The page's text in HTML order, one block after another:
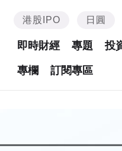
港股IPO 日圓
即時財經 專題 投
專欄 訂閱專區